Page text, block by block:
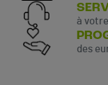
à
des